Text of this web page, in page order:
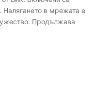
Налягането в мрежата е
Продължава